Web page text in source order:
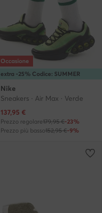
extra -25% Codice: SUMMER
Occasione
Nike
Sneakers · Air Max · Verde
Prezzo attuale
137,95 €
Prezzo regolare179,95 €-23%
Prezzo più basso152,95 €-9%